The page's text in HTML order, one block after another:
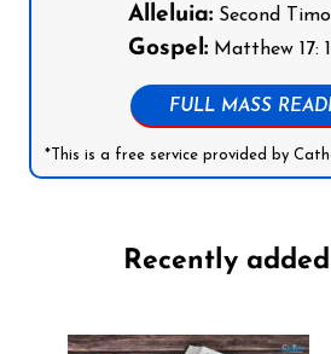
Alleluia:Second
Gospel:Matthew 17:
FULL MASS
*This is a free service provided by
Recently